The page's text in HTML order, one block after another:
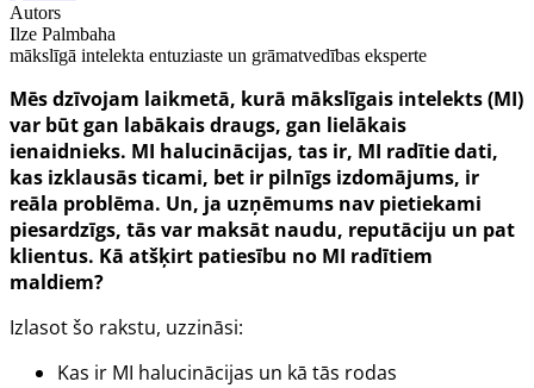
Autors
Ilze Palmbaha
mākslīgā intelekta entuziaste un grāmatvedības eksperte
Mēs dzīvojam laikmetā, kurā mākslīgais intelekts (MI)
var būt gan labākais draugs, gan lielākais
ienaidnieks. MI halucinācijas, tas ir, MI radītie dati,
kas izklausās ticami, bet ir pilnīgs izdomājums, ir
reāla problēma. Un, ja uzņēmums nav pietiekami
piesardzīgs, tās var maksāt naudu, reputāciju un pat
klientus. Kā atšķirt patiesību no MI radītiem
maldiem?
Izlasot šo rakstu, uzzināsi:
Kas ir MI halucinācijas un kā tās rodas